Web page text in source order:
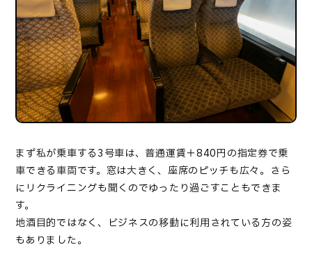
まず私が乗車する3号車は、普通運賃＋840円の指定券で乗
車できる車両です。窓は大きく、座席のピッチも広々。さら
にリクライニングも聞くのでゆったり過ごすこともできま
す。
地酒目的ではなく、ビジネスの移動に利用されている方の姿
もありました。